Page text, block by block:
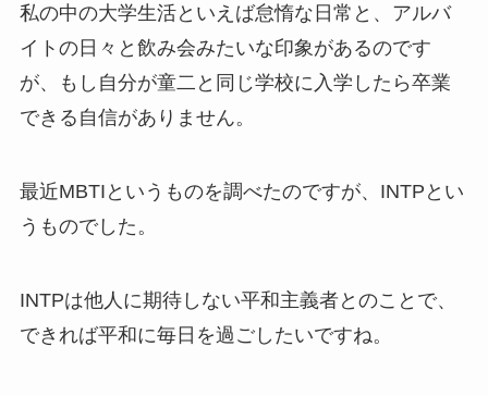
私の中の大学生活といえば怠惰な日常と、アルバ
イトの日々と飲み会みたいな印象があるのです
が、もし自分が童二と同じ学校に入学したら卒業
できる自信がありません。
最近MBTIというものを調べたのですが、INTPとい
うものでした。
INTPは他人に期待しない平和主義者とのことで、
できれば平和に毎日を過ごしたいですね。